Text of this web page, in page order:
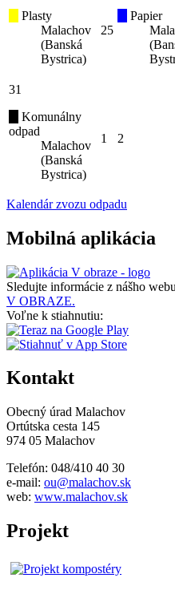
Plasty
Malachov
(Banská
Bystrica)
25
Papier
31
Komunálny
odpad
Malachov
(Banská
Bystrica)
1 2
Kalendár zvozu odpadu
Mobilná aplikácia
Sledujte informácie z nášho
V OBRAZE.
Voľne k stiahnutiu:
Kontakt
Obecný úrad Malachov
Ortútska cesta 145
974 05 Malachov
Telefón: 048/410 40 30
e-mail: ou@malachov.sk
web: www.malachov.sk
Projekt